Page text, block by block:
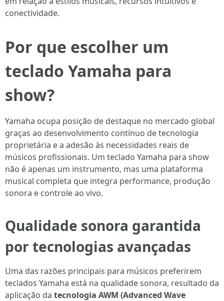
conectividade.
Por que escolher um
teclado Yamaha para
show?
Yamaha ocupa posição de destaque no mercado global
graças ao desenvolvimento contínuo de tecnologia
proprietária e a adesão às necessidades reais de
músicos profissionais. Um teclado Yamaha para show
não é apenas um instrumento, mas uma plataforma
musical completa que integra performance, produção
sonora e controle ao vivo.
Qualidade sonora garantida
por tecnologias avançadas
Uma das razões principais para músicos preferirem
teclados Yamaha está na qualidade sonora, resultado da
aplicação da tecnologia AWM (Advanced Wave